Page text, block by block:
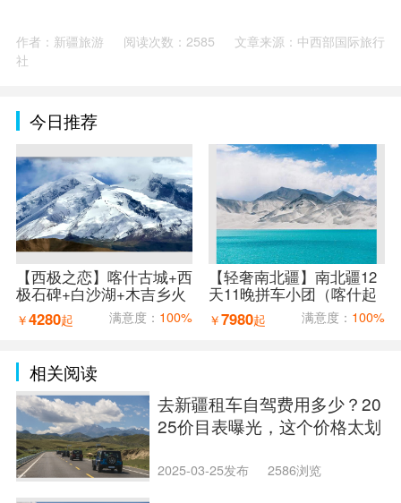
作者：新疆旅游 阅读次数：2585
文章来源：中西部国际旅行
社
今日推荐
【西极之恋】喀什古城+西
极石碑+白沙湖+木吉乡火
山口+红旗拉普口岸+盘龙
古道7天6晚拼车小团（喀
￥4280起 满意度： 100%
【轻奢南北疆】南北疆12
天11晚拼车小团（喀什起
乌鲁木齐止）
￥7980起 满意度： 100%
相关阅读
去新疆租车自驾费用多少？20
25价目表曝光，这个价格太划
2025-03-25发布 2586浏览